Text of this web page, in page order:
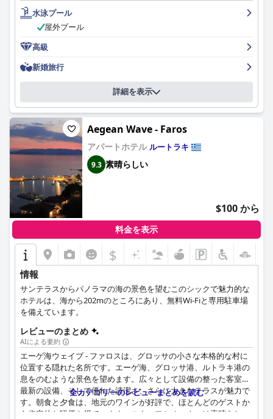
なものにしてくれたスタッフの名前を挙げるお客様もいらっしゃ
います。プールエリアは美しく、「ゴージャス」「素敵」と表現
されています。一部のお客様からはいくつかの点で不満の声も上
おり、静かなロケーションで優れた顧客サービスに重点を置いた
ブティックホテルをお探しの方におすすめです。
水泳プール
屋外プール
高級
新婚旅行
詳細を表示
Aegean Wave - Faros
アパートホテルルートラキ
9.3 素晴らしい
$100 から
料金を表示
$
情報
サンテラスからパノラマの海の景色を望むこのシックで魅力的な
ホテルは、海から202mのところにあり、無料Wi-Fiと専用駐車場
を備えています。
レビューのまとめ
AIによる要約
エーゲ海ウェイブ - ファロスは、グロッサの小さな本格的な村に
位置する隠れた名所です。エーゲ海、グロッサ港、ルトラキ港の
息をのむような景色を望めます。広々として設備の整った客室、
最新の設備、そして優れた清潔さ、さらに大きなテラスが魅力で
す。朝食と夕食は、地元のワインが好評で、ほとんどのゲストか
ら肯定的な評価を得ています。スタッフとオーナーは素晴らし
全カテゴリーのレビューまとめを読む